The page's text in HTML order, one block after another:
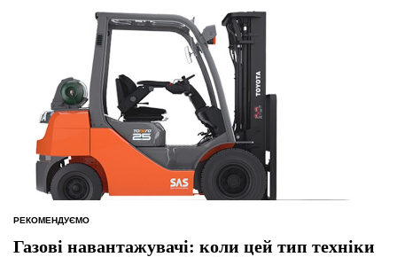
ОПУБЛІКУВАТИ
РЕКОМЕНДУЄМО
Газові навантажувачі: коли цей тип техніки